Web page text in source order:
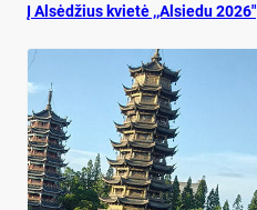
Į Alsėdžius kvietė ,,Alsiedu 2026″